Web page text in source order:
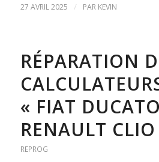
27 AVRIL 2025 / PAR KEVIN
RÉPARATION
« FIAT
RENAULT
REPROG